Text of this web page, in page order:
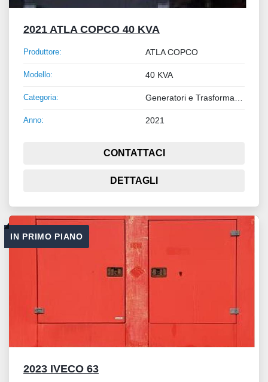
2021 ATLA COPCO 40 KVA
Produttore: ATLA COPCO
Modello: 40 KVA
Categoria:
Anno: 2021
CONTATTACI
DETTAGLI
IN PRIMO PIANO
2023 IVECO 63